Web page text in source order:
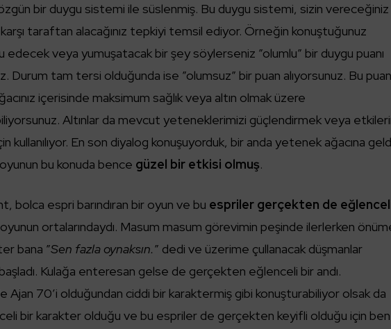
bir duygu sistemi ile süslenmiş. Bu duygu sistemi, sizin vereceğiniz
taraftan alacağınız tepkiyi temsil ediyor. Örneğin konuştuğunuz
edecek veya yumuşatacak bir şey söylerseniz ”olumlu” bir duygu puanı
Durum tam tersi olduğunda ise ”olumsuz” bir puan alıyorsunuz. Bu
içerisinde maksimum sağlık veya altın olmak üzere
Altınlar da mevcut yeteneklerimizi güçlendirmek veya
kullanılıyor. En son diyalog konuşuyorduk, bir anda yetenek ağacına
bu konuda bence güzel bir etkisi olmuş.
bolca espri barındıran bir oyun ve bu espriler gerçekten de
oyunun ortalarındaydı. Masum masum görevimin peşinde ilerlerken
bana ”Sen fazla oynaksın.” dedi ve üzerime çullanacak düşmanlar
Kulağa enteresan gelse de gerçekten eğlenceli bir andı.
Ajan 70’i olduğundan ciddi bir karaktermiş gibi konuşturabiliyor olsak da
bir karakter olduğu ve bu espriler de gerçekten keyifli olduğu için ben